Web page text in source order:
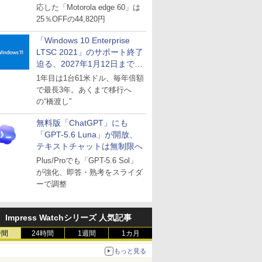
応した「Motorola edge 60」は
25％OFFの44,820円
「Windows 10 Enterprise
LTSC 2021」のサポート終了
迫る、2027年1月12日まで
～ESUは9月1日から販売
1年目は1台61米ドル、毎年倍額
で最長3年。あくまで移行へ
の“橋渡し”
無料版「ChatGPT」にも
「GPT-5.6 Luna」が開放、
テキストチャットは無制限へ
Plus/Proでも「GPT-5.6 Sol」
が強化、即答・熟考をスライダ
ーで調整
Impress Watchシリーズ 人気記事
24時間 1週間 1カ月
もっと見る